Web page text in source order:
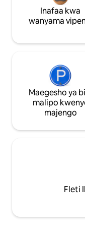
Inafaa kwa
wanyama
Maegesho ya
malipo
majengo
Fleti